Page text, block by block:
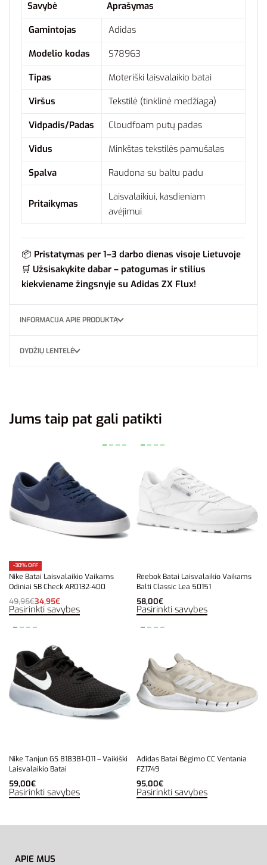
Savybė
Aprašymas
Gamintojas
Adidas
Modelio kodas
S78963
Tipas
Moteriški laisvalaikio batai
Viršus
Tekstilė (tinklinė medžiaga)
Vidpadis/Padas
Cloudfoam putų padas
Vidus
Minkštas tekstilės pamušalas
Spalva
Raudona su baltu padu
Pritaikymas
Laisvalaikiui, kasdieniam
avėjimui
📦 Pristatymas per 1–3 darbo dienas visoje Lietuvoje
🛒 Užsisakykite dabar – patogumas ir stilius
kiekviename žingsnyje su Adidas ZX Flux!
INFORMACIJA APIE PRODUKTĄ
DYDŽIŲ LENTELĖ
Jums taip pat gali patikti
-30% OFF
Nike Batai Laisvalaikio Vaikams
Odiniai SB Check AR0132-400
49,95€34,95€
Pasirinkti savybes
Reebok Batai Laisvalaikio Vaikams
Balti Classic Lea 50151
58,00€
Pasirinkti savybes
Nike Tanjun GS 818381-011 – Vaikiški
Laisvalaikio Batai
59,00€
Pasirinkti savybes
Adidas Batai Bėgimo CC Ventania
FZ1749
95,00€
Pasirinkti savybes
APIE MUS